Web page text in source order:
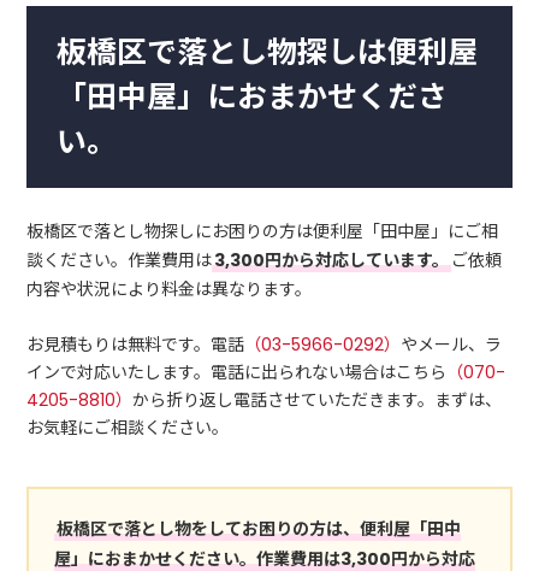
板橋区で落とし物探しは便利屋
「田中屋」におまかせくださ
い。
板橋区で落とし物探しにお困りの方は便利屋「田中屋」にご相
談ください。作業費用は3,300円から対応しています。ご依頼
内容や状況により料金は異なります。
お見積もりは無料です。電話 （03-5966-0292） やメール、ラ
インで対応いたします。電話に出られない場合はこちら （070-
4205-8810）から折り返し電話させていただきます。まずは、
お気軽にご相談ください。
板橋区で落とし物をしてお困りの方は、便利屋「田中
屋」におまかせください。作業費用は3,300円から対応